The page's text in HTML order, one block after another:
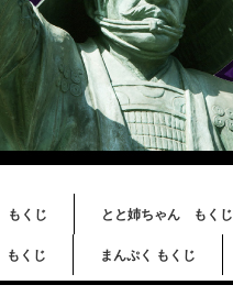
もくじ とと姉ちゃん もくじ
くじ まんぷく もくじ